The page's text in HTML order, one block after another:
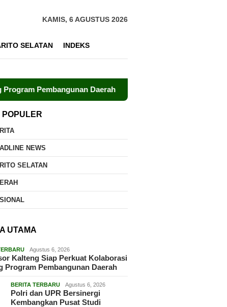
KAMIS, 6 AGUSTUS 2026
SELATAN INDEKS
Daerah Polri dan UPR Bersinergi Kembangkan
POPULER
NEWS
SELATAN
UTAMA
Agustus 6, 2026
Kalteng Siap Perkuat Kolaborasi
Program Pembangunan Daerah
BERITA TERBARU Agustus 6, 2026
Polri dan UPR Bersinergi
Kembangkan Pusat Studi